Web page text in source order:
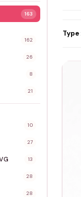
163
162
26
8
21
10
27
13
28
28
Type